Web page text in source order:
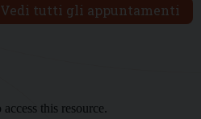
Vedi tutti gli appuntamenti